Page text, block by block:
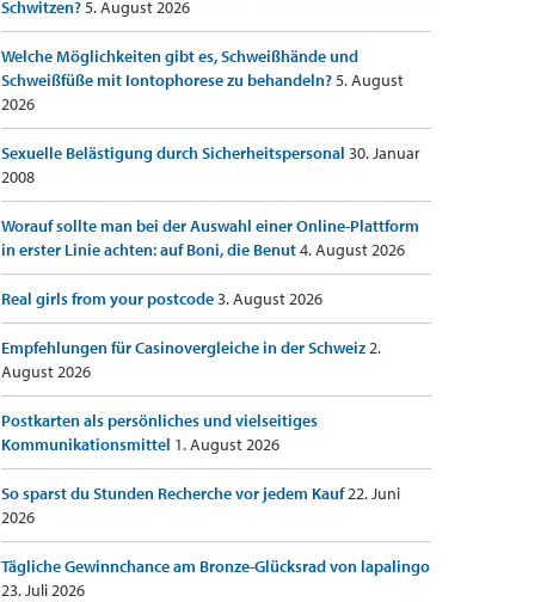
Schwitzen?5. August 2026
Welche Möglichkeiten gibt es, Schweißhände und
Schweißfüße mit Iontophorese zu behandeln?5. August
2026
Sexuelle Belästigung durch Sicherheitspersonal 30. Januar
2008
Worauf sollte man bei der Auswahl einer Online-Plattform
in erster Linie achten: auf Boni, die Benut4. August 2026
Real girls from your postcode3. August 2026
Empfehlungen für Casinovergleiche in der Schweiz2.
August 2026
Postkarten als persönliches und vielseitiges
Kommunikationsmittel 1. August 2026
So sparst du Stunden Recherche vor jedem Kauf22. Juni
2026
Tägliche Gewinnchance am Bronze-Glücksrad von lapalingo
23. Juli 2026